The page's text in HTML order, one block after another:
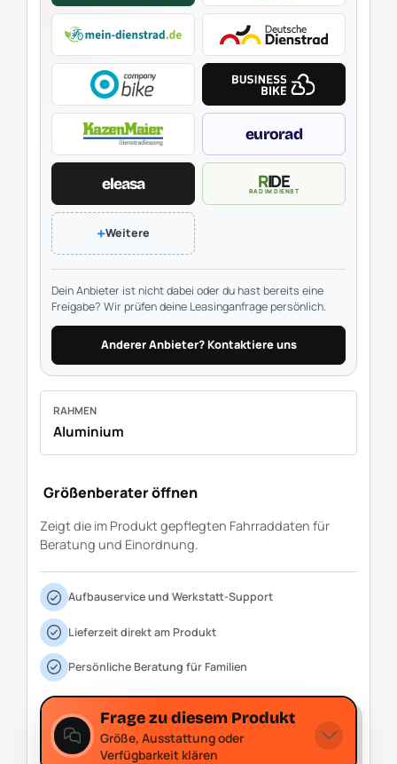
eurorad
eleasa RIDE
RAD IM DIENST
+Weitere
Dein Anbieter ist nicht dabei oder du hast bereits eine
Freigabe? Wir prüfen deine Leasinganfrage persönlich.
Anderer Anbieter? Kontaktiere uns
RAHMEN
Aluminium
Größenberater öffnen
Zeigt die im Produkt gepflegten Fahrraddaten für
Beratung und Einordnung.
Aufbauservice und Werkstatt-Support
Lieferzeit direkt am Produkt
Persönliche Beratung für Familien
Frage zu diesem Produkt
Größe, Ausstattung oder
Verfügbarkeit klären